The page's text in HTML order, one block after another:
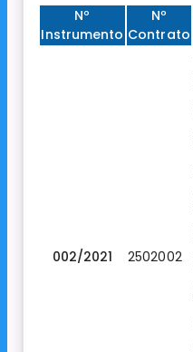
Nº
Instrumento
Nº
Contrato
002/2021 2502002